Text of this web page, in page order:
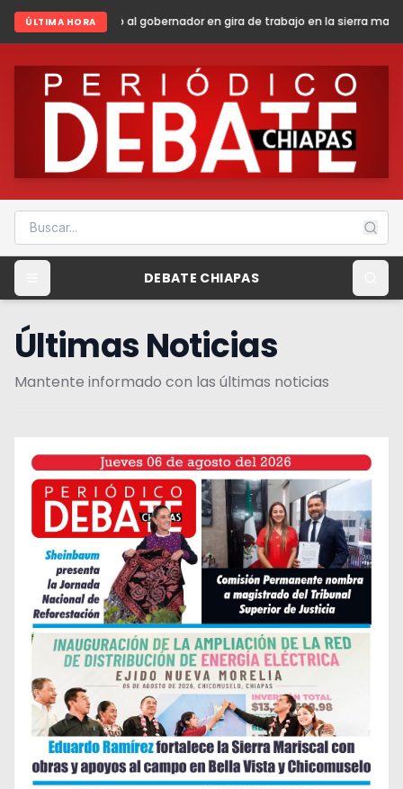
ÚLTIMA HORAen gira de trabajo en la sierra madre de Chiapas Sheinbaum
DEBATE CHIAPAS
Últimas Noticias
Mantente informado con las últimas noticias